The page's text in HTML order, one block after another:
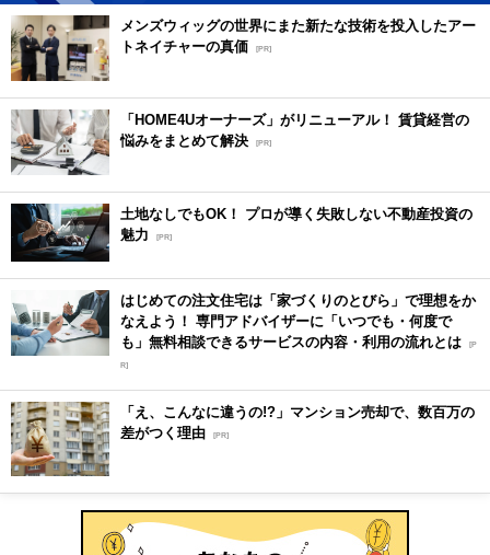
メンズウィッグの世界にまた新たな技術を投入したアー
トネイチャーの真価
[PR]
「HOME4Uオーナーズ」がリニューアル！ 賃貸経営の
悩みをまとめて解決 [PR]
土地なしでもOK！ プロが導く失敗しない不動産投資の
魅力
[PR]
はじめての注文住宅は「家づくりのとびら」で理想をか
なえよう！ 専門アドバイザーに「いつでも・何度で
も」無料相談できるサービスの内容・利用の流れとは [P
R]
「え、こんなに違うの!?」マンション売却で、数百万の
差がつく理由 [PR]